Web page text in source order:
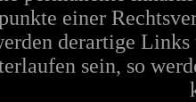
einer
derartige
sein, so